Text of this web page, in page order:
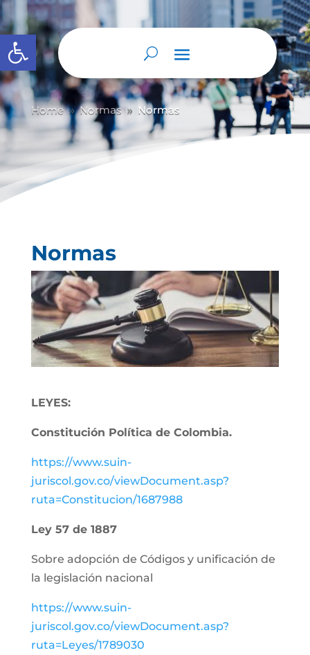
Abrir barra de herramientas
Home 9 Normas 9 Normas
Normas
LEYES:
Constitución Política de Colombia.
https://www.suin-
juriscol.gov.co/viewDocument.asp?
ruta=Constitucion/1687988
Ley 57 de 1887
Sobre adopción de Códigos y unificación de
la legislación nacional
https://www.suin-
juriscol.gov.co/viewDocument.asp?
ruta=Leyes/1789030